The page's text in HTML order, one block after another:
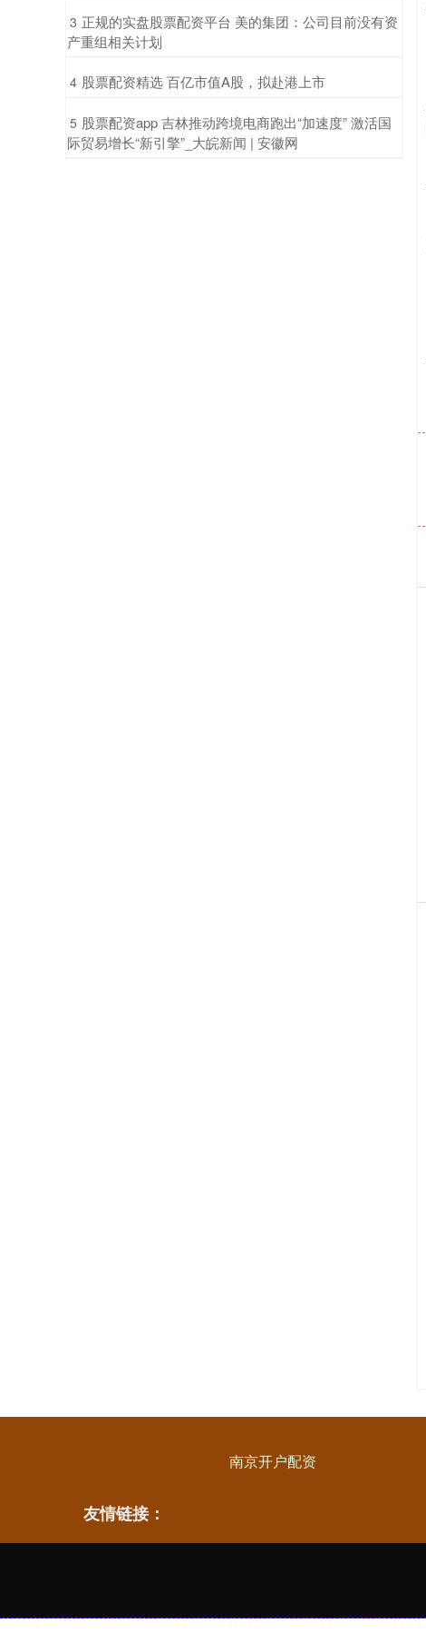
3 ​正规的实盘股票配资平台 美的集团：公司目前没有资
产重组相关计划
4 ​股票配资精选 百亿市值A股，拟赴港上市
5 ​股票配资app 吉林推动跨境电商跑出“加速度” 激活国
际贸易增长“新引擎”_大皖新闻 | 安徽网
南京开户配资
友情链接：